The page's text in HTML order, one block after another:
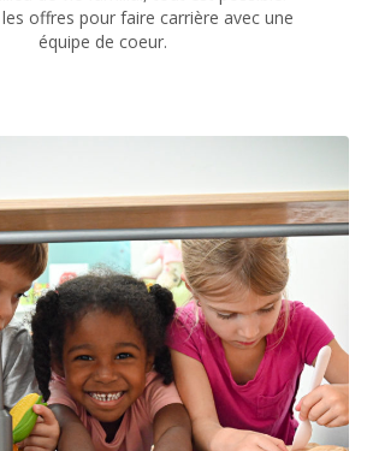
offres pour faire carrière avec une
équipe de coeur.